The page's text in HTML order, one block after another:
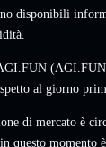
disponibili
al giorno
di mercato è
questo momento